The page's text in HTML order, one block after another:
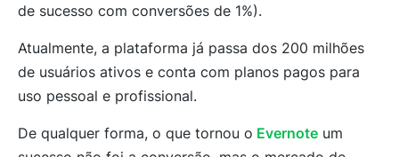
de sucesso com conversões de 1%).
Atualmente, a plataforma já passa dos 200 milhões
de usuários ativos e conta com planos pagos para
uso pessoal e profissional.
De qualquer forma, o que tornou o Evernote um